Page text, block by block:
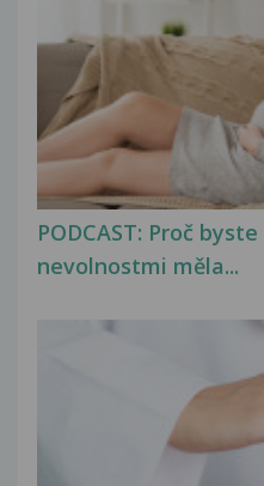
PODCAST: Proč
nevolnostmi měla...